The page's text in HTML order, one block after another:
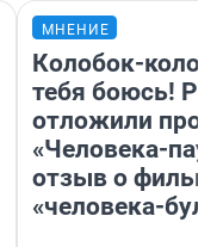
МНЕНИЕ
Колобок-
тебя боюсь!
отложили
«Человека-
отзыв о
«человека-